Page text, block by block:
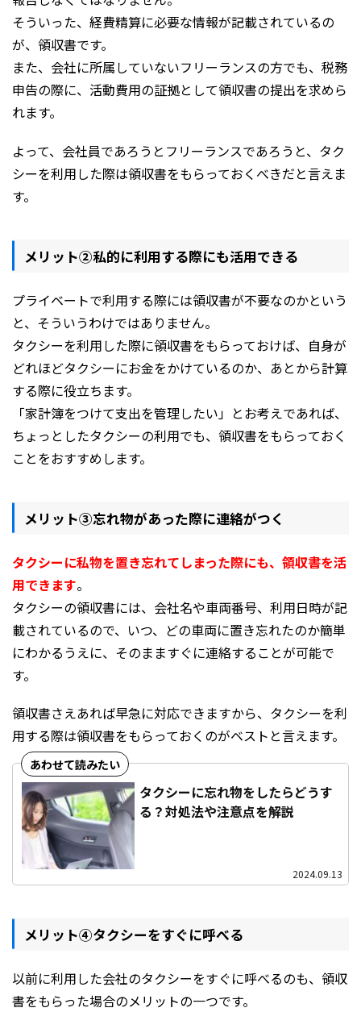
そういった、経費精算に必要な情報が記載されているの
が、領収書です。
また、会社に所属していないフリーランスの方でも、税務
申告の際に、活動費用の証拠として領収書の提出を求めら
れます。
よって、会社員であろうとフリーランスであろうと、タク
シーを利用した際は領収書をもらっておくべきだと言えま
す。
メリット②私的に利用する際にも活用できる
プライベートで利用する際には領収書が不要なのかという
と、そういうわけではありません。
タクシーを利用した際に領収書をもらっておけば、自身が
どれほどタクシーにお金をかけているのか、あとから計算
する際に役立ちます。
「家計簿をつけて支出を管理したい」とお考えであれば、
ちょっとしたタクシーの利用でも、領収書をもらっておく
ことをおすすめします。
メリット③忘れ物があった際に連絡がつく
タクシーに私物を置き忘れてしまった際にも、領収書を活
用できます。
タクシーの領収書には、会社名や車両番号、利用日時が記
載されているので、いつ、どの車両に置き忘れたのか簡単
にわかるうえに、そのまますぐに連絡することが可能で
す。
領収書さえあれば早急に対応できますから、タクシーを利
用する際は領収書をもらっておくのがベストと言えます。
タクシーに忘れ物をしたらどうす
る？対処法や注意点を解説
2024.09.13
メリット④タクシーをすぐに呼べる
以前に利用した会社のタクシーをすぐに呼べるのも、領収
書をもらった場合のメリットの一つです。